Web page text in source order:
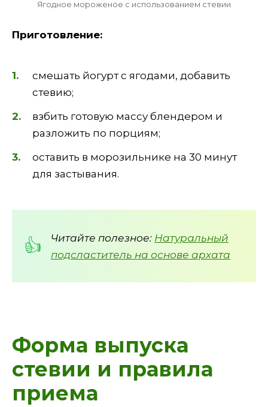
Ягодное мороженое с использованием стевии
Приготовление:
смешать йогурт с ягодами, добавить
стевию;
взбить готовую массу блендером и
разложить по порциям;
оставить в морозильнике на 30 минут
для застывания.
Читайте полезное: Натуральный
подсластитель на основе архата
Форма выпуска
стевии и правила
приема